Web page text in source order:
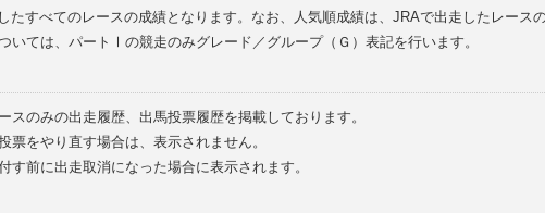
たすべてのレースの成績となります。なお、人気順成績は、JRAで出走したレース
いては、パートⅠの競走のみグレード／グループ（Ｇ）表記を行います。
スのみの出走履歴、出馬投票履歴を掲載しております。
票をやり直す場合は、表示されません。
す前に出走取消になった場合に表示されます。